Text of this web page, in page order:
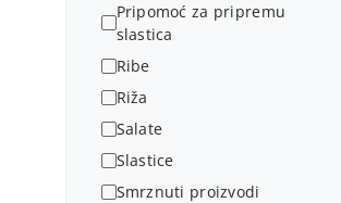
Pripomoć za pripremu
slastica
Ribe
Riža
Salate
Slastice
Smrznuti proizvodi